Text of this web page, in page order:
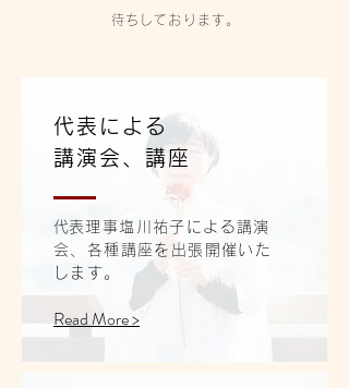
待ちしております。
代表による
講演会 ​、講座
​代表理事塩川祐子による講演
会、各種講座を出張開催いた
します。
Read More >